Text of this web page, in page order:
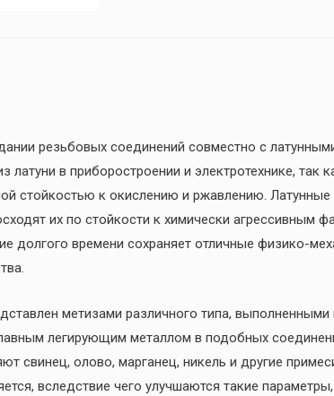
резьбовых соединений совместно с
в приборостроении и электротехнике, так
стойкостью к окислению и ржавлению. Латунные
их по стойкости к химически агрессивным
долгого времени сохраняет отличные физико-
метизами различного типа, выполненными
легирующим металлом в подобных
свинец, олово, марганец, никель и другие
вследствие чего улучшаются такие